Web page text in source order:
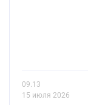
09.13
15 июля 2026